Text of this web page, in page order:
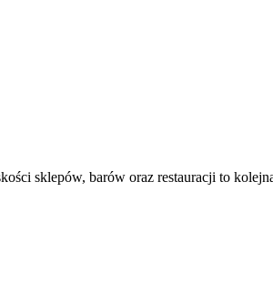
sklepów, barów oraz restauracji to